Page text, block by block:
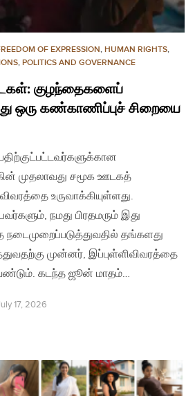
OF EXPRESSION, HUMAN RIGHTS,
, POLITICS AND GOVERNANCE
குழந்தைகளைப்
ஒரு கண்காணிப்புச் சிறையை
முதலாவது சமூக ஊடகத்
உருவாக்கியுள்ளது.
நமது பிரதமரும் இது
தங்களது
முன்னர், இப்புள்ளிவிவரத்தை
கடந்த ஜூன் மாதம்…
17, 2026